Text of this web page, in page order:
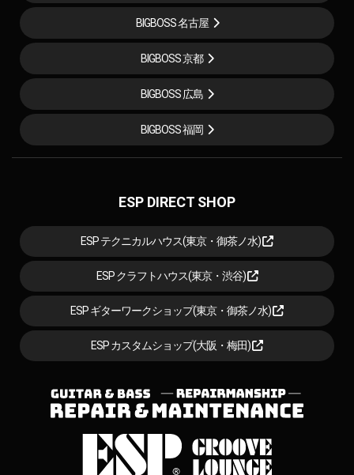
BIGBOSS 名古屋
BIGBOSS 京都
BIGBOSS 広島
BIGBOSS 福岡
ESP DIRECT SHOP
ESP テクニカルハウス(東京・御茶ノ水)
ESP クラフトハウス(東京・渋谷)
ESP ギターワークショップ(東京・御茶ノ水)
ESP カスタムショップ(大阪・梅田)